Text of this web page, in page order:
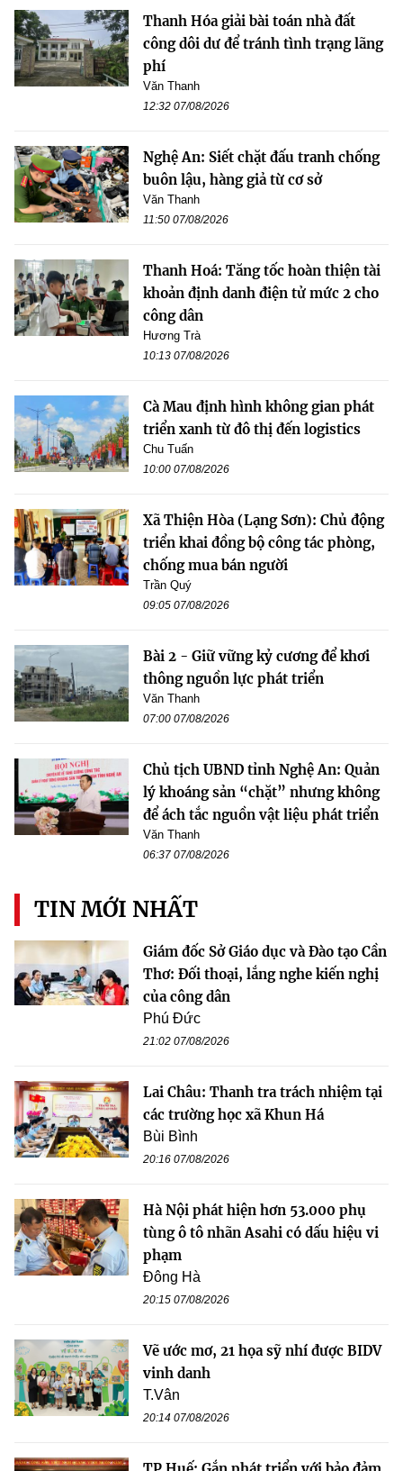
Thanh Hóa giải bài toán nhà đất
công dôi dư để tránh tình trạng lãng
phí
Văn Thanh
12:32 07/08/2026
Nghệ An: Siết chặt đấu tranh chống
buôn lậu, hàng giả từ cơ sở
Văn Thanh
11:50 07/08/2026
Thanh Hoá: Tăng tốc hoàn thiện tài
khoản định danh điện tử mức 2 cho
công dân
Hương Trà
10:13 07/08/2026
Cà Mau định hình không gian phát
triển xanh từ đô thị đến logistics
Chu Tuấn
10:00 07/08/2026
Xã Thiện Hòa (Lạng Sơn): Chủ động
triển khai đồng bộ công tác phòng,
chống mua bán người
Trần Quý
09:05 07/08/2026
Bài 2 - Giữ vững kỷ cương để khơi
thông nguồn lực phát triển
Văn Thanh
07:00 07/08/2026
Chủ tịch UBND tỉnh Nghệ An: Quản
lý khoáng sản “chặt” nhưng không
để ách tắc nguồn vật liệu phát triển
Văn Thanh
06:37 07/08/2026
TIN MỚI NHẤT
Giám đốc Sở Giáo dục và Đào tạo Cần
Thơ: Đối thoại, lắng nghe kiến nghị
của công dân
Phú Đức
21:02 07/08/2026
Lai Châu: Thanh tra trách nhiệm tại
các trường học xã Khun Há
Bùi Bình
20:16 07/08/2026
Hà Nội phát hiện hơn 53.000 phụ
tùng ô tô nhãn Asahi có dấu hiệu vi
phạm
Đông Hà
20:15 07/08/2026
Vẽ ước mơ, 21 họa sỹ nhí được BIDV
vinh danh
T.Vân
20:14 07/08/2026